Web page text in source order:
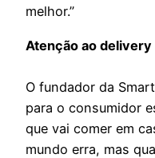
melhor.”
Atenção ao delivery
O fundador da
para o consumidor
que vai comer em
mundo erra, mas